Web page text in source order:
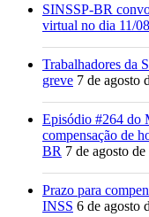
SINSSP-BR
virtual no dia 11/08
Trabalhadores da
greve 7 de agosto
Episódio #264 do
compensação de
BR 7 de agosto
Prazo para
INSS 6 de agosto